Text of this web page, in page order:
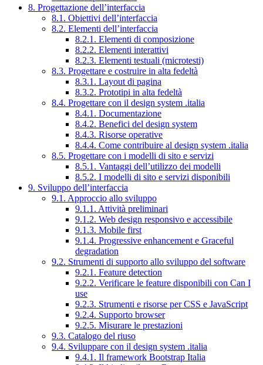
8. Progettazione dell’interfaccia
8.1. Obiettivi dell’interfaccia
8.2. Elementi dell’interfaccia
8.2.1. Elementi di composizione
8.2.2. Elementi interattivi
8.2.3. Elementi testuali (microtesti)
8.3. Progettare e costruire in alta fedeltà
8.3.1. Layout di pagina
8.3.2. Prototipi in alta fedeltà
8.4. Progettare con il design system .italia
8.4.1. Documentazione
8.4.2. Benefici del design system
8.4.3. Risorse operative
8.4.4. Come contribuire al design system .italia
8.5. Progettare con i modelli di sito e servizi
8.5.1. Vantaggi dell’utilizzo dei modelli
8.5.2. I modelli di sito e servizi disponibili
9. Sviluppo dell’interfaccia
9.1. Approccio allo sviluppo
9.1.1. Attività preliminari
9.1.2. Web design responsivo e accessibile
9.1.3. Mobile first
9.1.4. Progressive enhancement e Graceful
degradation
9.2. Strumenti di supporto allo sviluppo del software
9.2.1. Feature detection
9.2.2. Verificare le feature disponibili con Can I
use
9.2.3. Strumenti e risorse per CSS e JavaScript
9.2.4. Supporto browser
9.2.5. Misurare le prestazioni
9.3. Catalogo del riuso
9.4. Sviluppare con il design system .italia
9.4.1. Il framework Bootstrap Italia